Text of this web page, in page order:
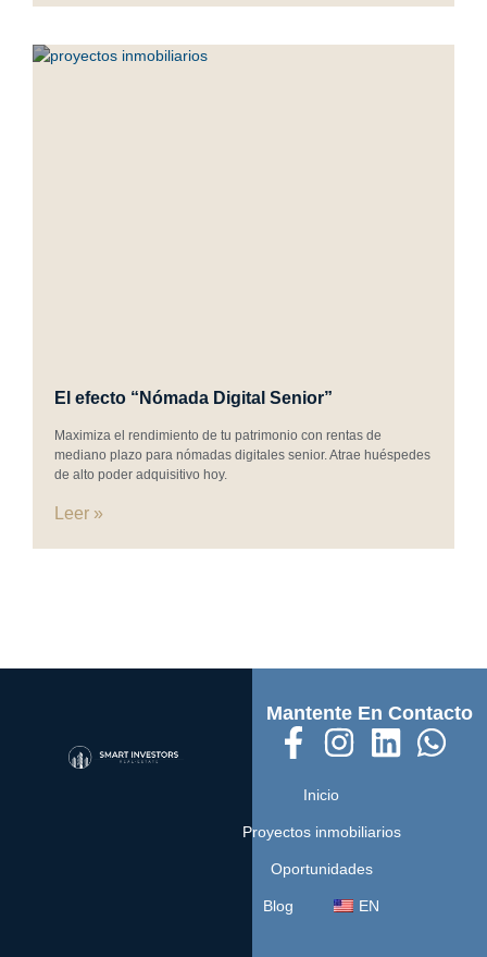
El efecto “Nómada Digital Senior”
Maximiza el rendimiento de tu patrimonio con rentas de
mediano plazo para nómadas digitales senior. Atrae huéspedes
de alto poder adquisitivo hoy.
Leer »
Inicio
Proyectos inmobiliarios
Oportunidades
Blog EN
Mantente En Contacto